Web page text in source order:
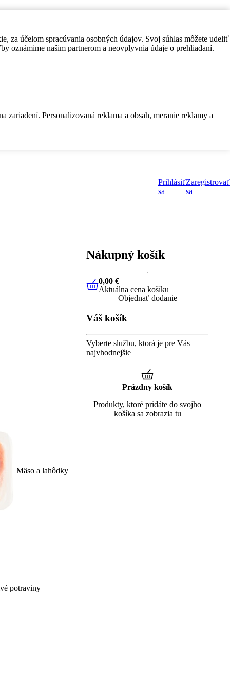
za účelom spracúvania osobných údajov. Svoj súhlas môžete udeliť
oznámime našim partnerom a neovplyvnia údaje o prehliadaní.
Personalizovaná reklama a obsah, meranie reklamy a
Prihlásiť
sa
Zaregistrovať
sa
Mäso a lahôdky
potraviny
Nákupný košík
0,00 €Aktuálna cena košíku
0,00 €
Aktuálna cena košíku
Objednať dodanie
Váš košík
Vyberte službu, ktorá je pre Vás
najvhodnejšie
Prázdny košík
Produkty, ktoré pridáte do svojho
košíka sa zobrazia tu